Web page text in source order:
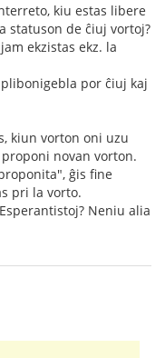
kiu estas libere
statuson de ĉiuj vortoj?
ekzistas ekz. la
por ĉiuj kaj
kiun vorton oni uzu
novan vorton.
ĝis fine
pri la vorto.
Neniu alia